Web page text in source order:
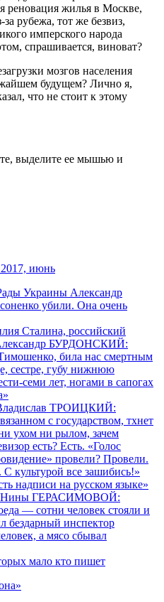
реновация жилья в Москве,
рубежа, тот же безвиз,
имперского народа
спрашивается, виноват?
мозгов населения
будущем? Лично я,
что не стоит к этому
выделите ее мышью и
июнь
Украины Александр
убили. Она очень
Сталина, российский
БУРДОНСКИЙ:
била нас смертным
сестре, губу нижнюю
семи лет, ногами в сапогах
ТРОИЦКИЙ:
с государством, тхнет
ухом ни рылом, зачем
есть? Есть. «Голос
провели? Провели.
культурой все зашибись!»
надписи на русском языке»
Нины ГЕРАСИМОВОЙ:
— сотни человек стояли и
бездарный инспектор
а мясо сбывал
мало кто пишет